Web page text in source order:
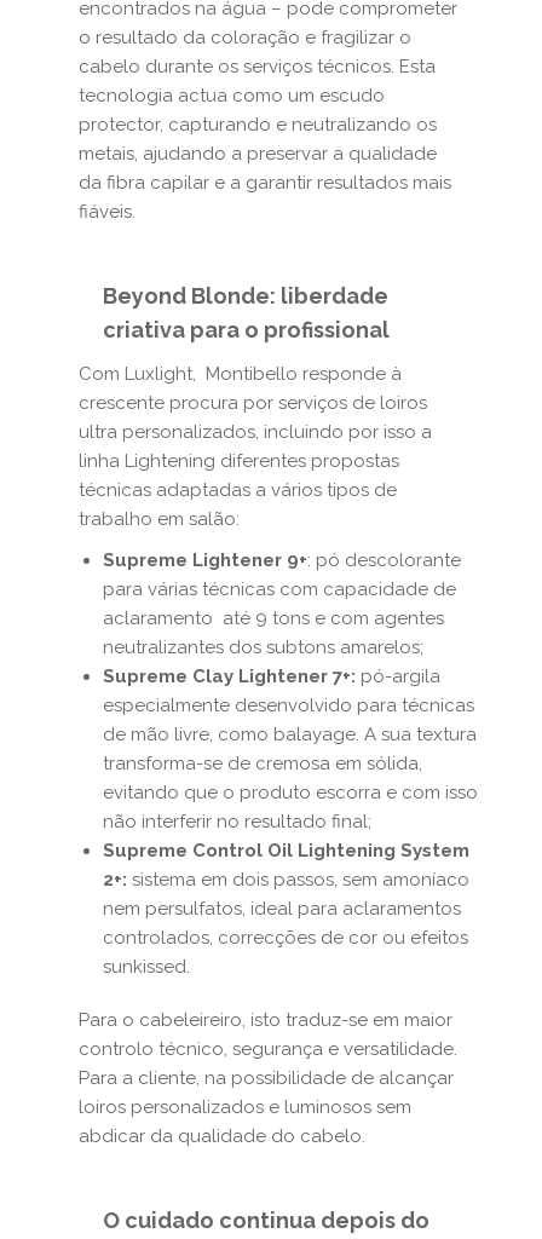
encontrados na água – pode comprometer
o resultado da coloração e fragilizar o
cabelo durante os serviços técnicos. Esta
tecnologia actua como um escudo
protector, capturando e neutralizando os
metais, ajudando a preservar a qualidade
da fibra capilar e a garantir resultados mais
fiáveis.
Beyond Blonde: liberdade
criativa para o profissional
Com Luxlight, Montibello responde à
crescente procura por serviços de loiros
ultra personalizados, incluindo por isso a
linha Lightening diferentes propostas
técnicas adaptadas a vários tipos de
trabalho em salão:
Supreme Lightener 9+: pó descolorante
para várias técnicas com capacidade de
aclaramento até 9 tons e com agentes
neutralizantes dos subtons amarelos;
Supreme Clay Lightener 7+: pó-argila
especialmente desenvolvido para técnicas
de mão livre, como balayage. A sua textura
transforma-se de cremosa em sólida,
evitando que o produto escorra e com isso
não interferir no resultado final;
Supreme Control Oil Lightening System
2+: sistema em dois passos, sem amoníaco
nem persulfatos, ideal para aclaramentos
controlados, correcções de cor ou efeitos
sunkissed.
Para o cabeleireiro, isto traduz-se em maior
controlo técnico, segurança e versatilidade.
Para a cliente, na possibilidade de alcançar
loiros personalizados e luminosos sem
abdicar da qualidade do cabelo.
O cuidado continua depois do